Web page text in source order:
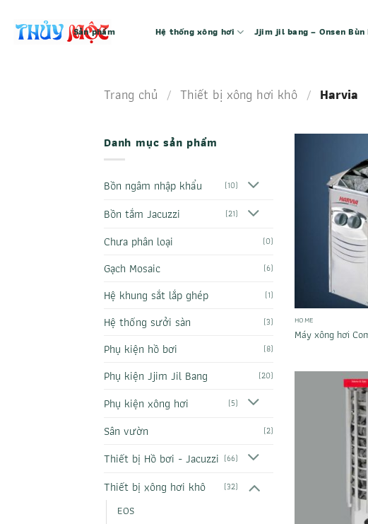
Sản phẩm Hệ thống xông hơi Jjim jil bang – Onsen Bùn
Trang chủ / Thiết bị xông hơi khô / Harvia
Danh mục sản phẩm
Bồn ngâm nhập khẩu (10)
Bồn tắm Jacuzzi (21)
Chưa phân loại (0)
Gạch Mosaic (6)
Hệ khung sắt lắp ghép (1)
Hệ thống sưởi sàn (3)
Phụ kiện hồ bơi (8)
Phụ kiện Jjim Jil Bang (20)
Phụ kiện xông hơi (5)
Sân vườn (2)
Thiết bị Hồ bơi - Jacuzzi (66)
Thiết bị xông hơi khô (32)
EOS
HOME
Máy xông hơi